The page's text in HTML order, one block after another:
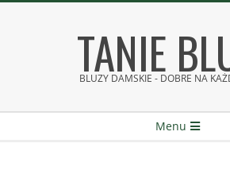
TANIE
BLUZY DAMSKIE - DOBRE NA
Menu